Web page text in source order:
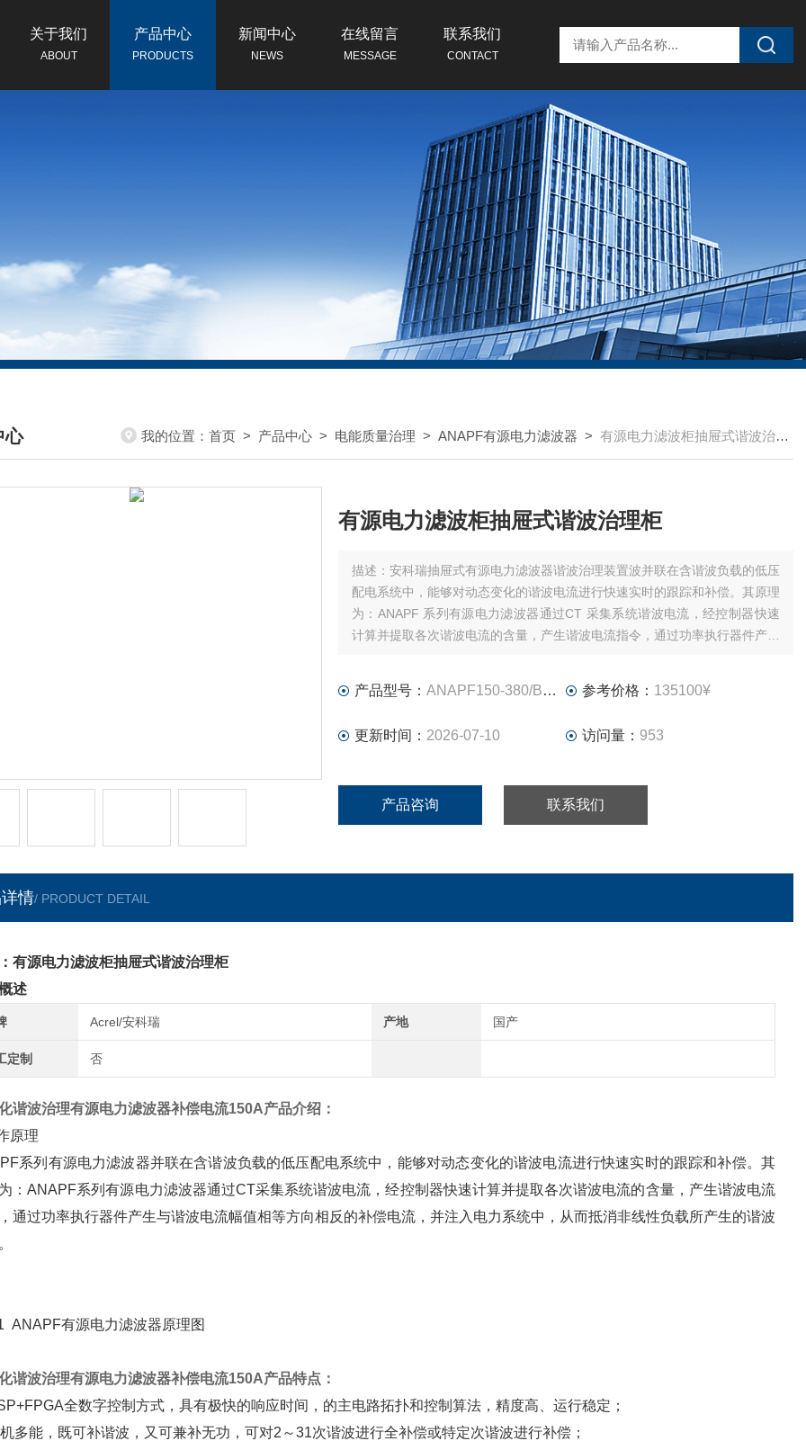
关于我们
ABOUT
产品中心
PRODUCTS
新闻中心
NEWS
在线留言
MESSAGE
联系我们
CONTACT
心
CENTER
我的位置：首页 > 产品中心 > 电能质量治理 >ANAPF有源电力滤波器 >有源电力滤波柜抽屉式谐波治理柜
有源电力滤波柜抽屉式谐波治理柜
描述： 安科瑞抽屉式有源电力滤波器谐波治理装置波并联在含谐波负载的低压
配电系统中，能够对动态变化的谐波电流进行快速实时的跟踪和补偿。其原理
为：ANAPF 系列有源电力滤波器通过CT 采集系统谐波电流，经控制器快速
计算并提取各次谐波电流的含量，产生谐波电流指令，通过功率执行器件产生
产品型号： ANAPF150-380/B（C) 参考价格： 135100¥
更新时间： 2026-07-10 访问量： 953
产品咨询 联系我们
情/ PRODUCT DETAIL
有源电力滤波柜抽屉式谐波治理柜
述
Acrel/安科瑞 产地 国产
定制 否
谐波治理有源电力滤波器补偿电流150A产品介绍：
原理
系列有源电力滤波器并联在含谐波负载的低压配电系统中，能够对动态变化的谐波电流进行快速实时的跟踪和补偿。其
：ANAPF系列有源电力滤波器通过CT采集系统谐波电流，经控制器快速计算并提取各次谐波电流的含量，产生谐波电流
通过功率执行器件产生与谐波电流幅值相等方向相反的补偿电流，并注入电力系统中，从而抵消非线性负载所产生的谐波
ANAPF有源电力滤波器原理图
谐波治理有源电力滤波器补偿电流150A产品特点：
全数字控制方式，具有极快的响应时间，的主电路拓扑和控制算法，精度高、运行稳定；
多能，既可补谐波，又可兼补无功，可对2～31次谐波进行全补偿或特定次谐波进行补偿；